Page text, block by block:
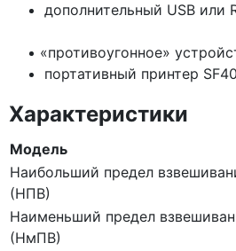
дополнительный USB или
«противоугонное»
портативный принтер
Характеристики
Модель
Наибольший предел
(НПВ)
Наименьший предел
(НмПВ)